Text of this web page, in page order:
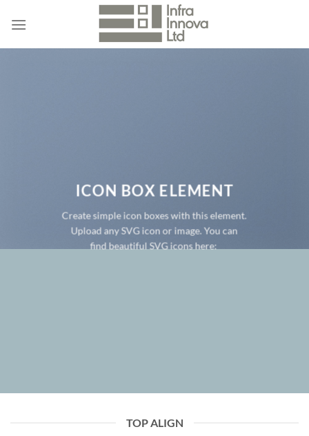
ICON BOX ELEMENT
Create simple icon boxes with this element.
Upload any SVG icon or image. You can
find beautiful SVG icons here:
TOP ALIGN